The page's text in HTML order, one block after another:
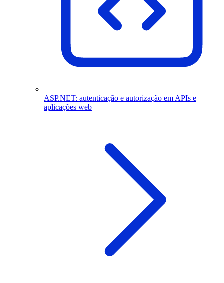
ASP.NET: autenticação e autorização em APIs e
aplicações web